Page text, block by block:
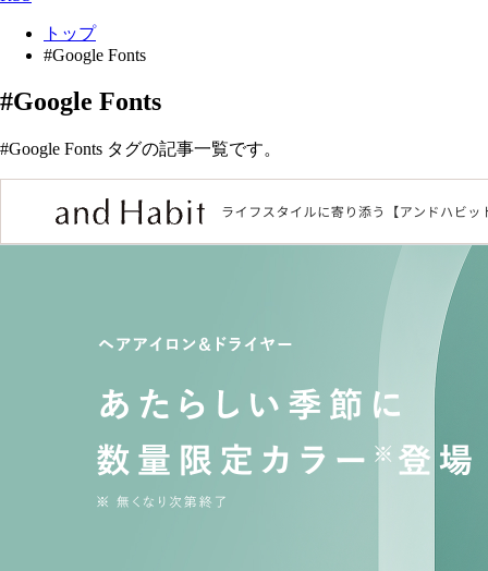
トップ
#Google Fonts
#Google Fonts
#Google Fonts タグの記事一覧です。